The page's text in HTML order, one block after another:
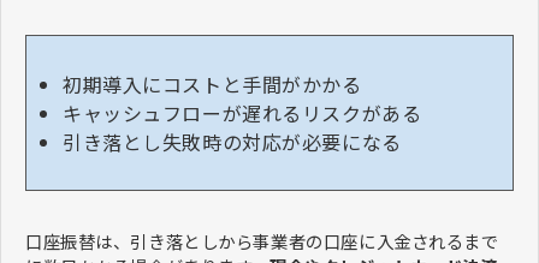
初期導入にコストと手間がかかる
キャッシュフローが遅れるリスクがある
引き落とし失敗時の対応が必要になる
口座振替は、引き落としから事業者の口座に入金されるまで